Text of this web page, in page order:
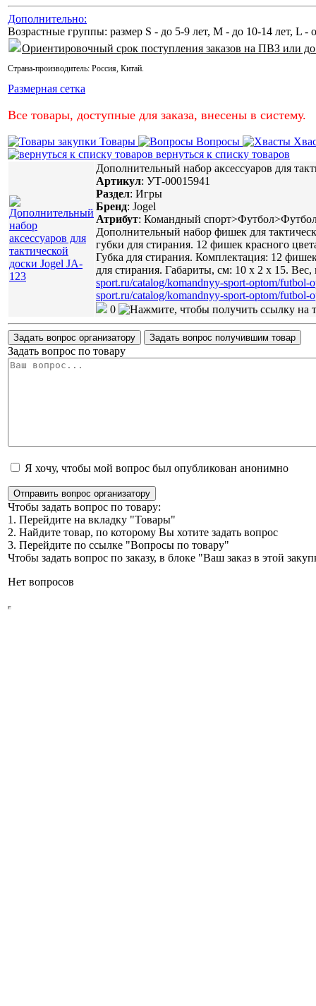
Дополнительно:
Возрастные группы: размер S - до 5-9 лет, М - до 10-14 лет, L -
Ориентировочный срок поступления заказов на ПВЗ или
Страна-производитель: Россия, Китай.
Размерная сетка
Все товары, доступные для заказа, внесены в систему.
Товары Вопросы
вернуться к списку товаров
Дополнительный набор аксессуаров для
Артикул: УТ-00015941
Раздел: Игры
Бренд: Jogel
Атрибут: Командный
Дополнительный набор фишек для
губки для стирания. 12 фишек красного
Губка для стирания. Комплектация: 12
для стирания. Габариты, см: 10 х 2 х 15.
sport.ru/catalog/komandnyy-sport-optom/futbol-
sport.ru/catalog/komandnyy-sport-optom/futbol-
0
Задать вопрос организатору Задать вопрос получившим товар
Задать вопрос по товару
Я хочу, чтобы мой вопрос был опубликован анонимно
Отправить вопрос организатору
Чтобы задать вопрос по товару:
1. Перейдите на вкладку "Товары"
2. Найдите товар, по которому Вы хотите задать вопрос
3. Перейдите по ссылке "Вопросы по товару"
Чтобы задать вопрос по заказу, в блоке "Ваш заказ в этой
Нет вопросов